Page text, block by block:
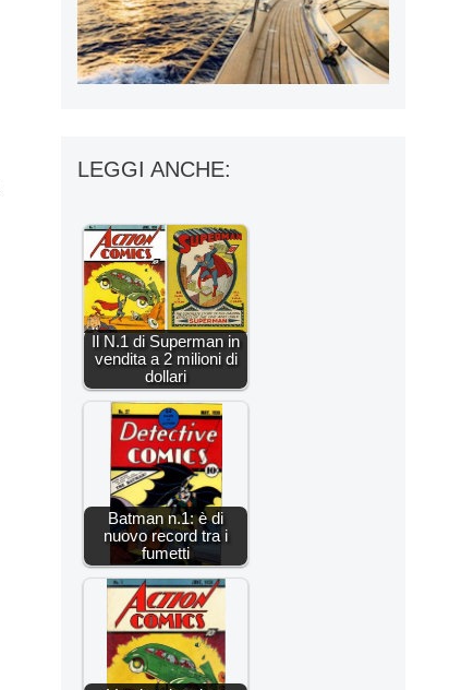
LEGGI ANCHE:
Il N.1 di Superman in
vendita a 2 milioni di
dollari
Batman n.1: è di
nuovo record tra i
fumetti